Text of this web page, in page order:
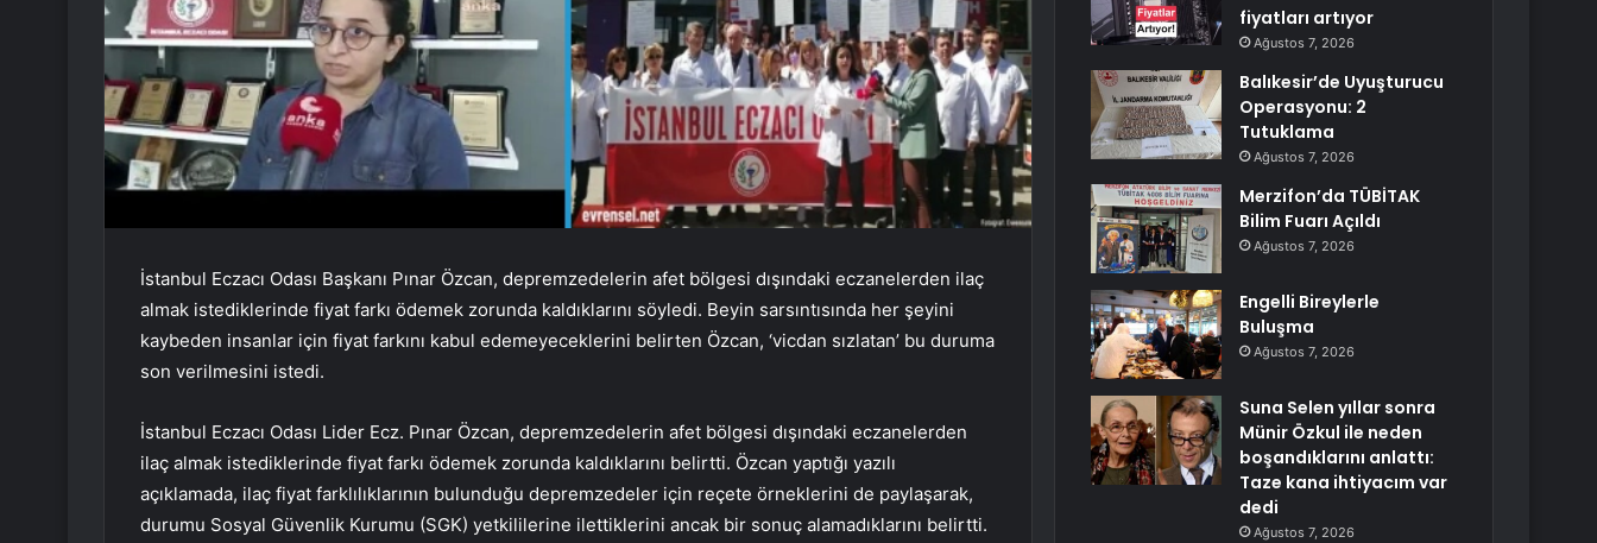
İstanbul Eczacı Odası Başkanı Pınar Özcan, depremzedelerin afet bölgesi dışındaki eczanelerden ilaç
almak istediklerinde fiyat farkı ödemek zorunda kaldıklarını söyledi. Beyin sarsıntısında her şeyini
kaybeden insanlar için fiyat farkını kabul edemeyeceklerini belirten Özcan, ‘vicdan sızlatan’ bu duruma
son verilmesini istedi.
İstanbul Eczacı Odası Lider Ecz. Pınar Özcan, depremzedelerin afet bölgesi dışındaki eczanelerden
ilaç almak istediklerinde fiyat farkı ödemek zorunda kaldıklarını belirtti. Özcan yaptığı yazılı
açıklamada, ilaç fiyat farklılıklarının bulunduğu depremzedeler için reçete örneklerini de paylaşarak,
durumu Sosyal Güvenlik Kurumu (SGK) yetkililerine ilettiklerini ancak bir sonuç alamadıklarını belirtti.
fiyatları artıyor
Ağustos 7, 2026
Balıkesir’de Uyuşturucu
Operasyonu: 2
Tutuklama
Ağustos 7, 2026
Merzifon’da TÜBİTAK
Bilim Fuarı Açıldı
Ağustos 7, 2026
Engelli Bireylerle
Buluşma
Ağustos 7, 2026
Suna Selen yıllar sonra
Münir Özkul ile neden
boşandıklarını anlattı:
Taze kana ihtiyacım var
dedi
Ağustos 7, 2026